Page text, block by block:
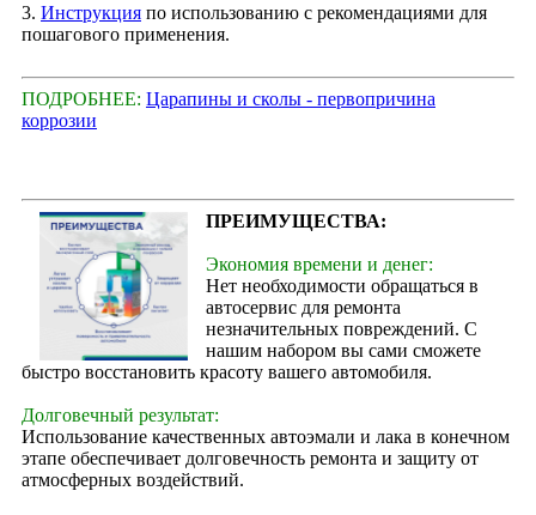
3. Инструкция по использованию с рекомендациями для
пошагового применения.
ПОДРОБНЕЕ: Царапины и сколы - первопричина
коррозии
ПРЕИМУЩЕСТВА:
Экономия времени и денег:
Нет необходимости обращаться в
автосервис для ремонта
незначительных повреждений. С
нашим набором вы сами сможете
быстро восстановить красоту вашего автомобиля.
Долговечный результат:
Использование качественных автоэмали и лака в конечном
этапе обеспечивает долговечность ремонта и защиту от
атмосферных воздействий.